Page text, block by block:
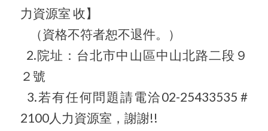
力資源室 收】
（資格不符者恕不退件。）
2.院址：台北市中山區中山北路二段９
２號
3.若有任何問題請電洽02-25433535 #
2100人力資源室，謝謝!!